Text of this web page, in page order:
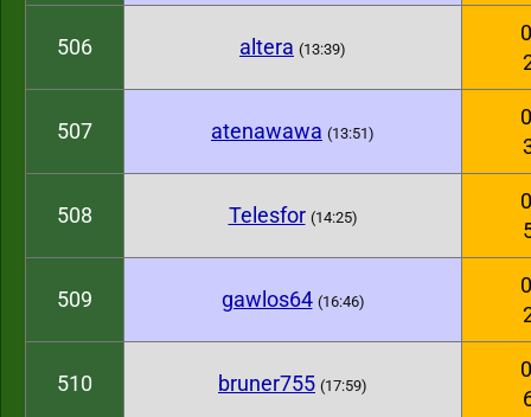
506 altera (13:39)
507 atenawawa (13:51)
508 Telesfor (14:25)
509 gawlos64 (16:46)
510 bruner755 (17:59)